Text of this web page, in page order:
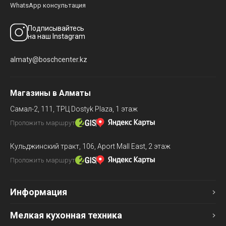
WhatsApp консультация
Подписывайтесь
на наш Instagram
almaty@boschcenter.kz
Магазины в Алматы
Самал-2, 111, ТРЦ Dostyk Plaza, 1 этаж
Проложить маршрут
Кульджинский тракт, 106, Aport Mall East, 2 этаж
Проложить маршрут
Информация
Мелкая кухонная техника